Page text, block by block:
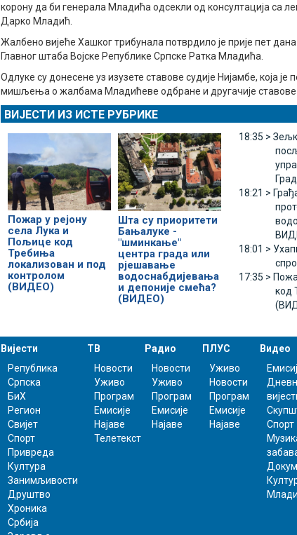
корону да би генерала Младића одсекли од консултација са
Дарко Младић.
Жалбено вијеће Хашког трибунала потврдило је прије пет
Главног штаба Војске Републике Српске Ратка Младића.
Одлуке су донесене уз изузете ставове судије Нијамбе, која је
мишљења о жалбама Младићеве одбране и другачије ставове
ВИЈЕСТИ ИЗ ИСТЕ РУБРИКЕ
Пожар у рејону
села Лука и
Пољице код
Требиња
локализован и под
контролом
(ВИДЕО)
Шта су приоритети
Бањалуке -
"шминкање"
центра града или
рјешавање
водоснабдијевања
и депоније смећа?
(ВИДЕО)
18:35 >
18:21 >
18:01 >
17:35 >
код
Вијести
Република
Српска
БиХ
Регион
Свијет
Спорт
Привреда
Култура
Занимљивости
Друштво
Хроника
Србија
ТВ
Новости
Уживо
Програм
Емисије
Најаве
Телетекст
Радио
Новости
Уживо
Програм
Емисије
Најаве
ПЛУС
Уживо
Новости
Програм
Емисије
Најаве
Видео
Спорт
Млади